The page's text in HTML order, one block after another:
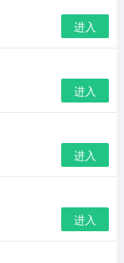
进入
进入
进入
进入